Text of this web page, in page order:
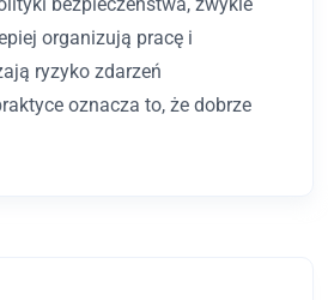
organizują pracę i
ryzyko zdarzeń
oznacza to, że dobrze